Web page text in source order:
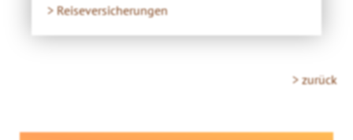
> Reiseversicherungen
> zurück